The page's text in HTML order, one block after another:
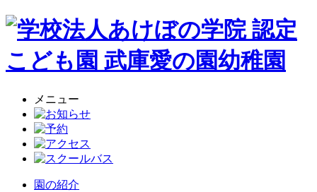
メニュー
園の紹介